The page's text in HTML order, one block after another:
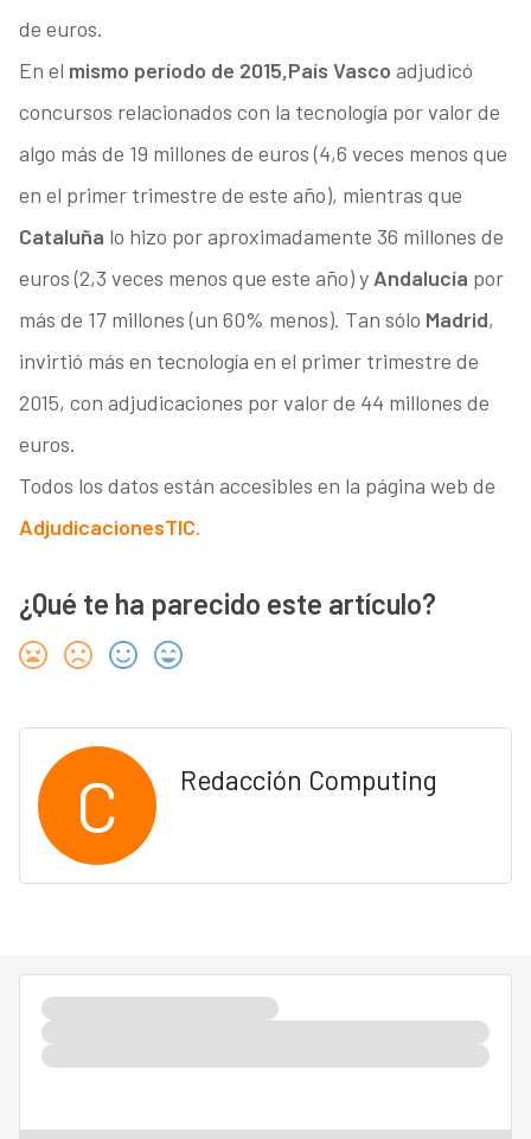
de euros.
En el mismo período de 2015,País Vasco adjudicó
concursos relacionados con la tecnología por valor de
algo más de 19 millones de euros (4,6 veces menos que
en el primer trimestre de este año), mientras que
Cataluña lo hizo por aproximadamente 36 millones de
euros (2,3 veces menos que este año) yAndalucía por
más de 17 millones (un 60% menos). Tan sólo Madrid,
invirtió más en tecnología en el primer trimestre de
2015, con adjudicaciones por valor de 44 millones de
euros.
Todos los datos están accesibles en la página web de
AdjudicacionesTIC.
¿Qué te ha parecido este artículo?
C Redacción Computing